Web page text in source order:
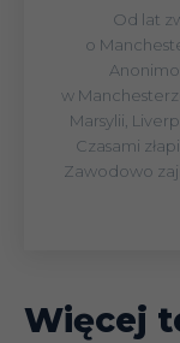
Od lat
o
w
Marsylii,
Czasami
Zawodowo
Więcej